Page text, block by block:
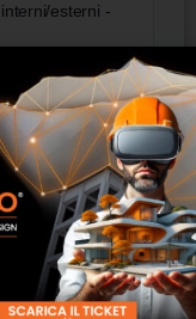
esterni -
15"